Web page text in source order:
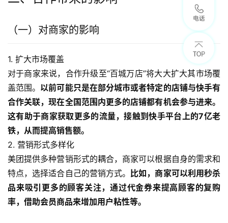
（一）对商家的影响
1. 扩大市场覆盖
对于商家来说，合作升级至“百城万店”将大大扩大其市场覆
盖范围。 以前可能只是在部分城市或者特定的店铺与快手有
合作关联，现在全国范围内更多的店铺都有机会参与进来。
这有助于商家获取更多的流量，接触到快手平台上的7亿老
铁，从而提高销售额。
2. 营销形式多样化
美团提供多种营销形式的耦合，商家可以根据自身的需求和
特点，选择适合自己的营销方式。 比如，商家可以利用秒杀
品来吸引更多的顾客关注，通过代金券来提高顾客的复购
率，借助会员商品来增加用户粘性等。